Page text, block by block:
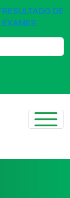
RESULTADO DE
EXAMES